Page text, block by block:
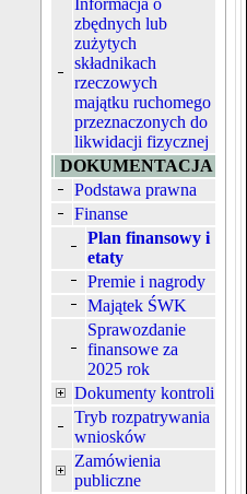
Informacja o
zbędnych lub
zużytych
składnikach
rzeczowych
majątku ruchomego
przeznaczonych do
likwidacji fizycznej
DOKUMENTACJA
Podstawa prawna
Finanse
Plan finansowy i
etaty
Premie i nagrody
Majątek ŚWK
Sprawozdanie
finansowe za
2025 rok
Dokumenty kontroli
Tryb rozpatrywania
wniosków
Zamówienia
publiczne